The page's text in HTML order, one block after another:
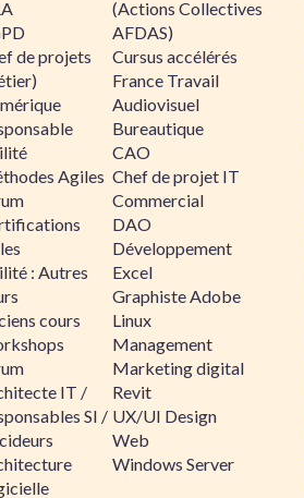
de projets
Agiles
: Autres
cours
IT /
SI /
(Actions Collectives
AFDAS)
Cursus accélérés
France Travail
Audiovisuel
Bureautique
CAO
Chef de projet IT
Commercial
DAO
Développement
Excel
Graphiste Adobe
Linux
Management
Marketing digital
Revit
UX/UI Design
Web
Windows Server